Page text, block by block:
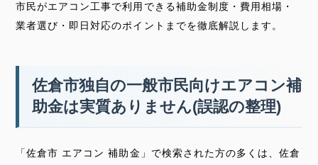
市民がエアコン工事で利用できる補助金制度・費用相場・
業者選び・即日対応のポイントまでを徹底解説します。
佐倉市独自の一般市民向けエアコン補
助金は実質ありません(誤認の整理)
「佐倉市 エアコン 補助金」で検索された方の多くは、佐倉